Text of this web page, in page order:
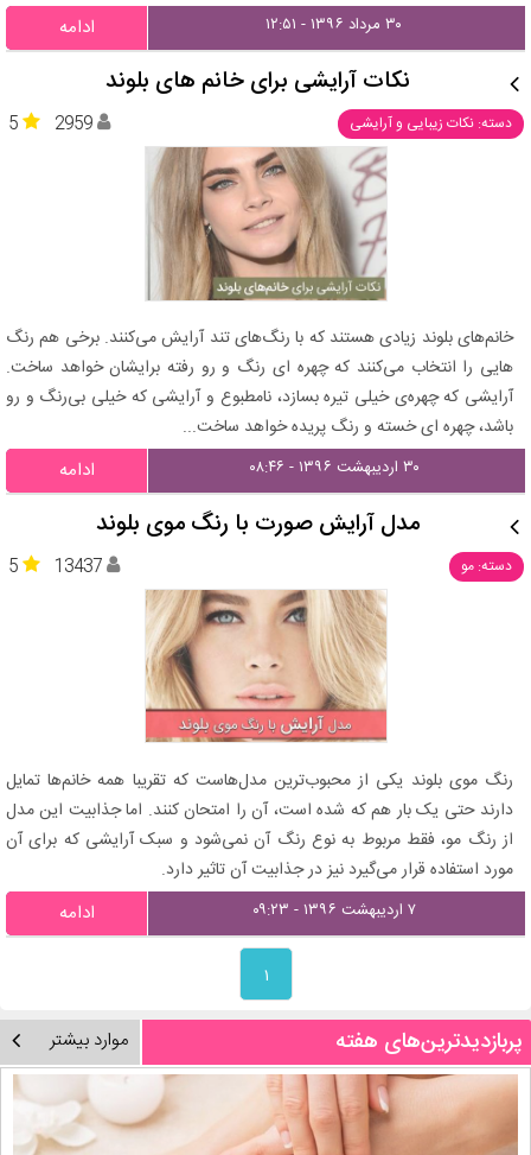
۳۰ مرداد ۱۳۹۶ - ۱۲:۵۱ ادامه
نکات آرایشی برای خانم‌ های بلوند
دسته: نکات زیبایی و آرایشی 5 2959
خانم‌های بلوند زیادی هستند که با رنگ‌های تند آرایش می‌کنند. برخی هم رنگ
هایی را انتخاب می‌کنند که چهره ای رنگ و رو رفته برایشان خواهد ساخت.
آرایشی که چهره‌ی خیلی تیره بسازد، نامطبوع و آرایشی که خیلی بی‌رنگ و رو
باشد، چهره ای خسته و رنگ پریده خواهد ساخت...
۳۰ اردیبهشت ۱۳۹۶ - ۰۸:۴۶ ادامه
مدل آرایش صورت با رنگ موی بلوند
دسته: مو 5 13437
رنگ موی بلوند یکی از محبوب‌ترین مدل‌هاست که تقریبا همه خانم‌ها تمایل
دارند حتی یک بار هم که شده است، آن را امتحان کنند. اما جذابیت این مدل
از رنگ مو، فقط مربوط به نوع رنگ آن نمی‌شود و سبک آرایشی که برای آن
مورد استفاده قرار می‌گیرد نیز در جذابیت آن تاثیر دارد.
۷ اردیبهشت ۱۳۹۶ - ۰۹:۲۳ ادامه
۱
پربازدیدترین‌های هفته موارد بیشتر